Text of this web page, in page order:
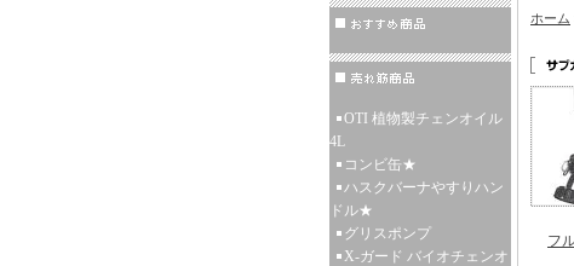
OTI 植物製チェンオイル
4L
コンビ缶★
ハスクバーナやすりハン
ドル★
グリスポンプ
X-ガード バイオチェンオ
ホーム
フ